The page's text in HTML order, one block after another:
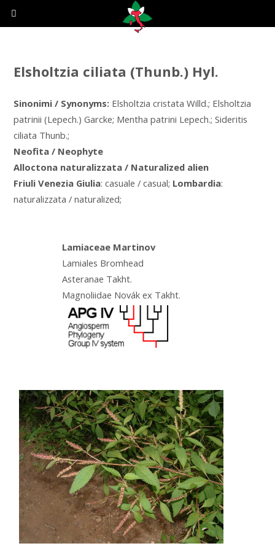
Elsholtzia ciliata (Thunb.) Hyl.
Sinonimi / Synonyms: Elsholtzia cristata Willd.; Elsholtzia
patrinii (Lepech.) Garcke; Mentha patrini Lepech.; Sideritis
ciliata Thunb.;
Neofita / Neophyte
Alloctona naturalizzata / Naturalized alien
Friuli Venezia Giulia: casuale / casual; Lombardia:
naturalizzata / naturalized;
Lamiaceae Martinov
Lamiales Bromhead
Asteranae Takht.
Magnoliidae Novák ex Takht.